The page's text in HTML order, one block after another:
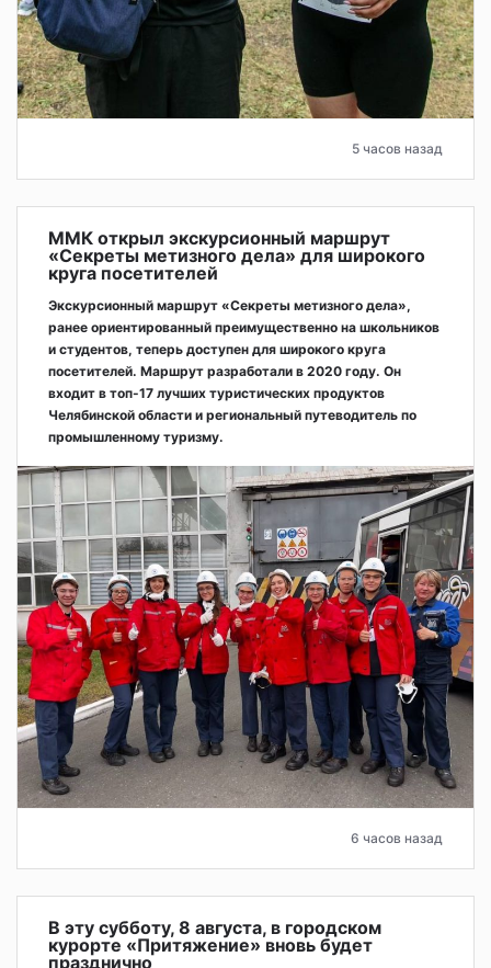
5 часов назад
ММК открыл экскурсионный маршрут
«Секреты метизного дела» для широкого
круга посетителей
Экскурсионный маршрут «Секреты метизного дела»,
ранее ориентированный преимущественно на школьников
и студентов, теперь доступен для широкого круга
посетителей. Маршрут разработали в 2020 году. Он
входит в топ-17 лучших туристических продуктов
Челябинской области и региональный путеводитель по
промышленному туризму.
6 часов назад
В эту субботу, 8 августа, в городском
курорте «Притяжение» вновь будет
празднично